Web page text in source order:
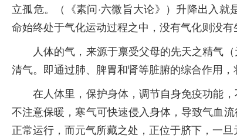
立孤危。（《素问·六微旨大论》）升降出入
命始终处于气化运动过程之中，没有气化则没有
人体的气，来源于禀受父母的先天之精气（
清气。即通过肺、脾胃和肾等脏腑的综合作用，
在人体里，保护身体，调节自身免疫功能，
不注意保暖，寒气可快速侵入身体，导致气血
正常运行，而元气所藏之处，正位于脐下，一旦